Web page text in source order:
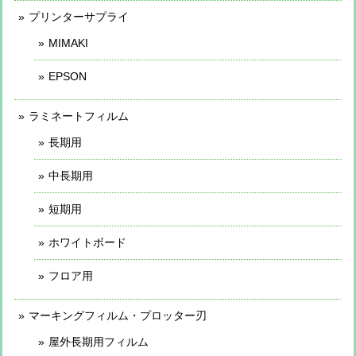
プリンターサプライ
MIMAKI
EPSON
ラミネートフィルム
長期用
中長期用
短期用
ホワイトボード
フロア用
マーキングフィルム・プロッター刃
屋外長期用フィルム